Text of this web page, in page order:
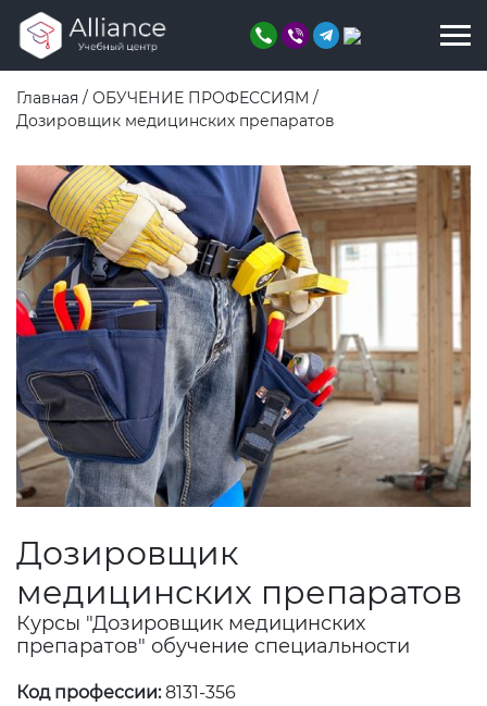
Главная / ОБУЧЕНИЕ ПРОФЕССИЯМ /
Дозировщик медицинских препаратов
Дозировщик
медицинских препаратов
Курсы "Дозировщик медицинских
препаратов" обучение специальности
Код профессии:8131-356